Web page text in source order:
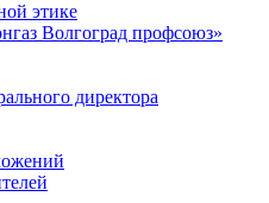
этике
Волгоград профсоюз»
директора